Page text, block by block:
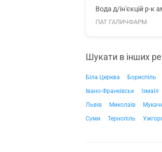
Вода д/ін'єкцій р-к
ПАТ ГАЛИЧФАРМ
Шукати в інших
Біла Церква Бориспіль
Івано-Франківськ
Ізмаїл
Львів
Миколаїв
Суми
Тернопіль